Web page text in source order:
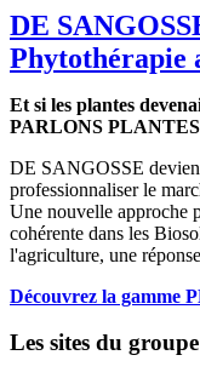
DE
Phytothérapie
Et si les plantes
PARLONS PLANTES
DE SANGOSSE
professionnaliser le
Une nouvelle approche
cohérente dans les
l'agriculture, une
Découvrez la gamme
Les sites du groupe